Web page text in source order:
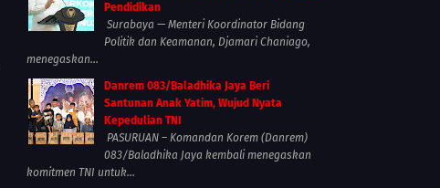
Pendidikan
Surabaya — Menteri Koordinator Bidang
Politik dan Keamanan, Djamari Chaniago,
menegaskan...
Danrem 083/Baladhika Jaya Beri
Santunan Anak Yatim, Wujud Nyata
Kepedulian TNI
PASURUAN – Komandan Korem (Danrem)
083/Baladhika Jaya kembali menegaskan
komitmen TNI untuk...